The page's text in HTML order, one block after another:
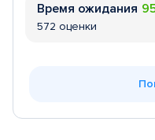
Время ожидания
572 оценки